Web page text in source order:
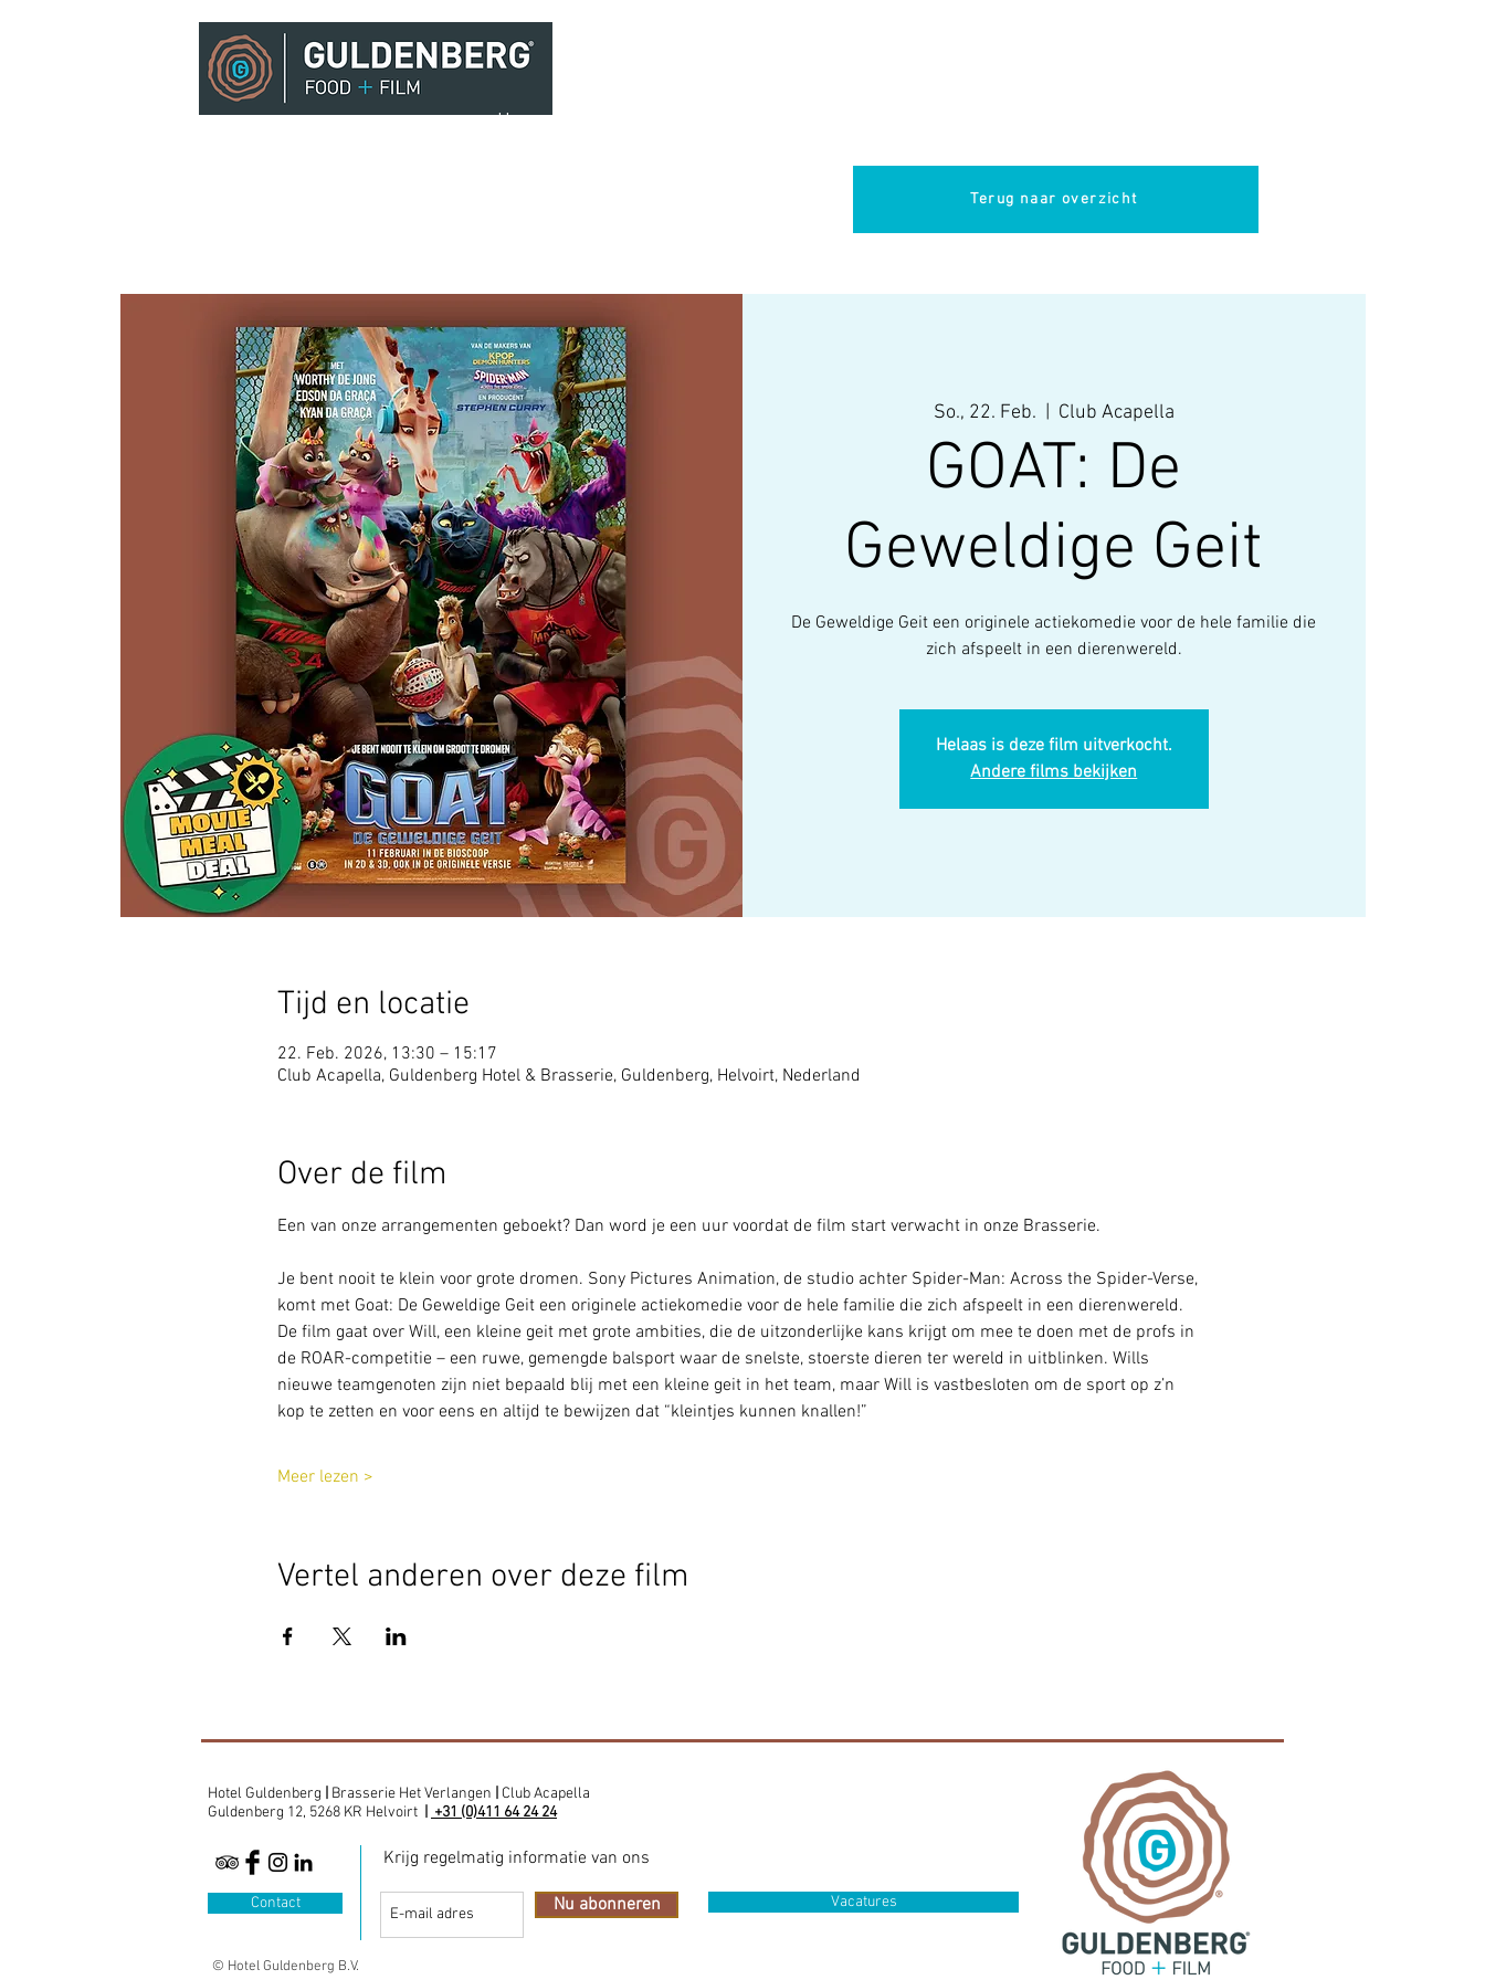
Home
Terug naar overzicht
So., 22. Feb.
  |
Club Acapella
GOAT: De
Geweldige Geit
De Geweldige Geit een originele actiekomedie voor de hele familie die
zich afspeelt in een dierenwereld.
Helaas is deze film uitverkocht.
Andere films bekijken
Tijd en locatie
22. Feb. 2026, 13:30 – 15:17
Club Acapella, Guldenberg Hotel & Brasserie, Guldenberg, Helvoirt, Nederland
Over de film
Een van onze arrangementen geboekt? Dan word je een uur voordat de film start verwacht in onze Brasserie.
Je bent nooit te klein voor grote dromen. Sony Pictures Animation, de studio achter Spider-Man: Across the Spider-Verse,
komt met Goat: De Geweldige Geit een originele actiekomedie voor de hele familie die zich afspeelt in een dierenwereld.
De film gaat over Will, een kleine geit met grote ambities, die de uitzonderlijke kans krijgt om mee te doen met de profs in
de ROAR-competitie – een ruwe, gemengde balsport waar de snelste, stoerste dieren ter wereld in uitblinken. Wills
nieuwe teamgenoten zijn niet bepaald blij met een kleine geit in het team, maar Will is vastbesloten om de sport op z’n
kop te zetten en voor eens en altijd te bewijzen dat “kleintjes kunnen knallen!”
Meer lezen >
Vertel anderen over deze film
Hotel Guldenberg Brasserie Het Verlangen
Club Acapella
Guldenberg 12, 5268 KR Helvoirt
+31 (0)411 64 24 24
Contact
Krijg regelmatig informatie van ons
Nu abonneren Vacatures
© Hotel Guldenberg B.V.